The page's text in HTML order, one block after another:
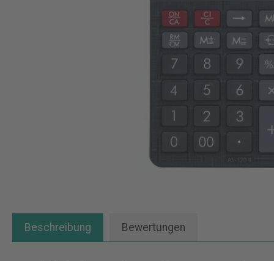
Beschreibung Bewertungen